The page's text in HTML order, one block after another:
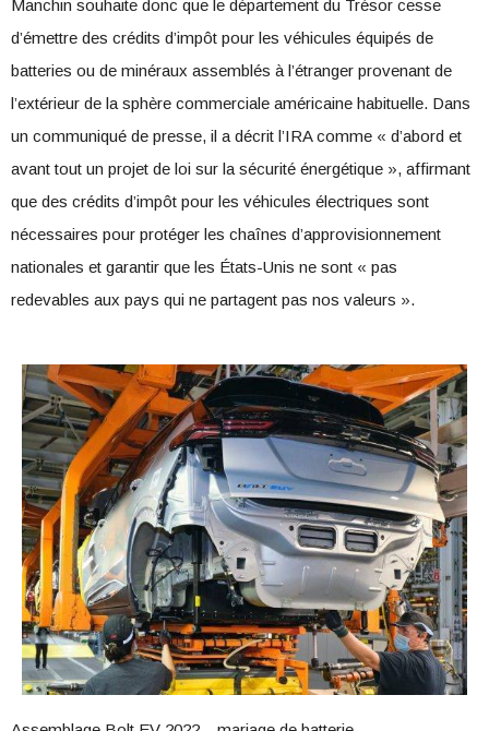
Manchin souhaite donc que le département du Trésor cesse
d’émettre des crédits d’impôt pour les véhicules équipés de
batteries ou de minéraux assemblés à l’étranger provenant de
l’extérieur de la sphère commerciale américaine habituelle. Dans
un communiqué de presse, il a décrit l’IRA comme « d’abord et
avant tout un projet de loi sur la sécurité énergétique », affirmant
que des crédits d’impôt pour les véhicules électriques sont
nécessaires pour protéger les chaînes d’approvisionnement
nationales et garantir que les États-Unis ne sont « pas
redevables aux pays qui ne partagent pas nos valeurs ».